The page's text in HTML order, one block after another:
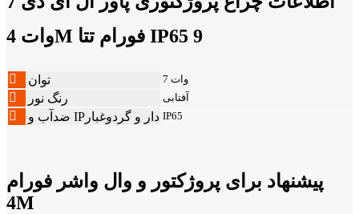
وات 4M فورام تتا IP65 9
توان 7 وات
رنگ نور آفتابی
ضدآب و IPدار و گردوغبار IP65
پیشنهاد برای پروژکتور و وال واشر فورام
4M